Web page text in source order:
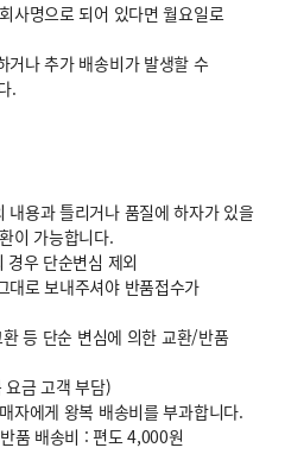
사명으로 되어 있다면 월요일로
거나 추가 배송비가 발생할 수
.
내용과 틀리거나 품질에 하자가 있을
이 가능합니다.
우 단순변심 제외
대로 보내주셔야 반품접수가
등 단순 변심에 의한 교환/반품
요금 고객 부담)
자에게 왕복 배송비를 부과합니다.
반품 배송비 : 편도 4,000원